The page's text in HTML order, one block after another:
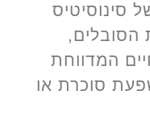
סינוסיטיס
הסובלים,
המדווחת
סוכרת או